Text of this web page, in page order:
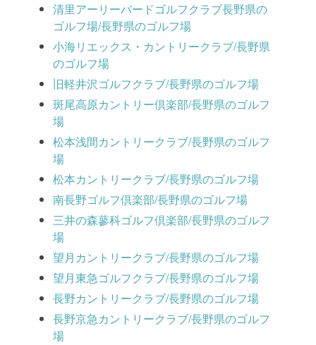
清里アーリーバードゴルフクラブ長野県の
ゴルフ場/長野県のゴルフ場
小海リエックス・カントリークラブ/長野県
のゴルフ場
旧軽井沢ゴルフクラブ/長野県のゴルフ場
斑尾高原カントリー倶楽部/長野県のゴルフ
場
松本浅間カントリークラブ/長野県のゴルフ
場
松本カントリークラブ/長野県のゴルフ場
南長野ゴルフ倶楽部/長野県のゴルフ場
三井の森蓼科ゴルフ倶楽部/長野県のゴルフ
場
望月カントリークラブ/長野県のゴルフ場
望月東急ゴルフクラブ/長野県のゴルフ場
長野カントリークラブ/長野県のゴルフ場
長野京急カントリークラブ/長野県のゴルフ
場